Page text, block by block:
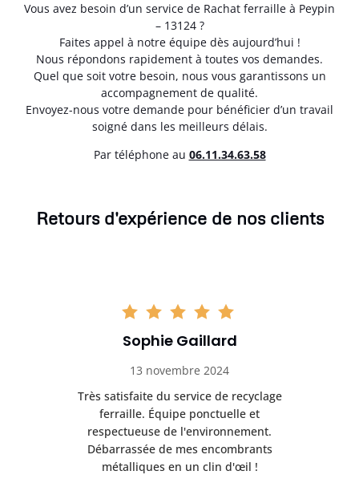
Vous avez besoin d’un service de Rachat ferraille à Peypin
– 13124 ?
Faites appel à notre équipe dès aujourd’hui !
Nous répondons rapidement à toutes vos demandes.
Quel que soit votre besoin, nous vous garantissons un
accompagnement de qualité.
Envoyez-nous votre demande pour bénéficier d’un travail
soigné dans les meilleurs délais.
Par téléphone au 06.11.34.63.58
Retours d'expérience de nos clients
Sophie Gaillard
13 novembre 2024
Très satisfaite du service de recyclage
ferraille. Équipe ponctuelle et
respectueuse de l'environnement.
Débarrassée de mes encombrants
métalliques en un clin d'œil !